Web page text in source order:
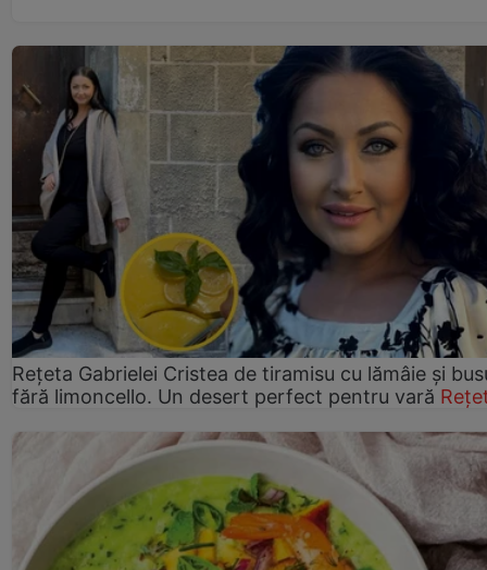
Rețeta Gabrielei Cristea de tiramisu cu lămâie și
fără limoncello. Un desert perfect pentru vară